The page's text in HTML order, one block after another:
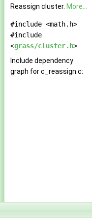
Reassign cluster. More...
#include <math.h>
#include
<grass/cluster.h>
Include dependency
graph for c_reassign.c: